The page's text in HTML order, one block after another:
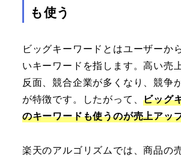
も使う
ビッグキーワードとはユーザーか
いキーワードを指します。高い売
反面、競合企業が多くなり、競争
が特徴です。したがって、ビッグ
のキーワードも使うのが売上アッ
楽天のアルゴリズムでは、商品の